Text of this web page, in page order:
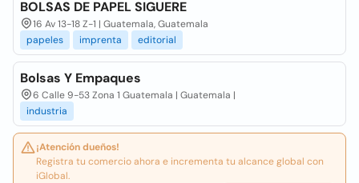
BOLSAS DE PAPEL SIGUERE
16 Av 13-18 Z-1 | Guatemala, Guatemala
papeles
imprenta editorial
Bolsas Y Empaques
6 Calle 9-53 Zona 1 Guatemala | Guatemala |
industria
¡Atención dueños!
Registra tu comercio ahora e incrementa tu alcance global con
iGlobal.